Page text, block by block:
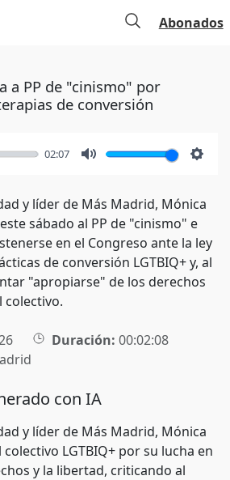
Abonados
a PP de "cinismo" por
de conversión
02:07
y líder de Más Madrid, Mónica
sábado al PP de "cinismo" e
en el Congreso ante la ley
de conversión LGTBIQ+ y, al
"apropiarse" de los derechos
colectivo.
Duración: 00:02:08
con IA
y líder de Más Madrid, Mónica
LGTBIQ+ por su lucha en
y la libertad, criticando al